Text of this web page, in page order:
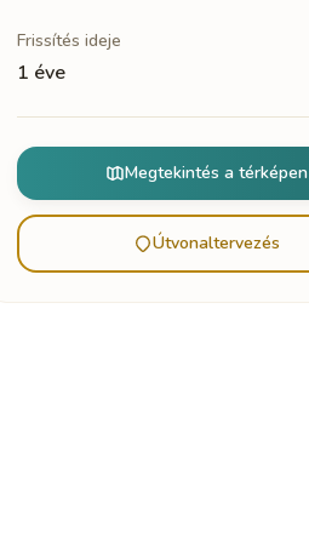
Frissítés ideje
1 éve
Megtekintés a térképen
Útvonaltervezés